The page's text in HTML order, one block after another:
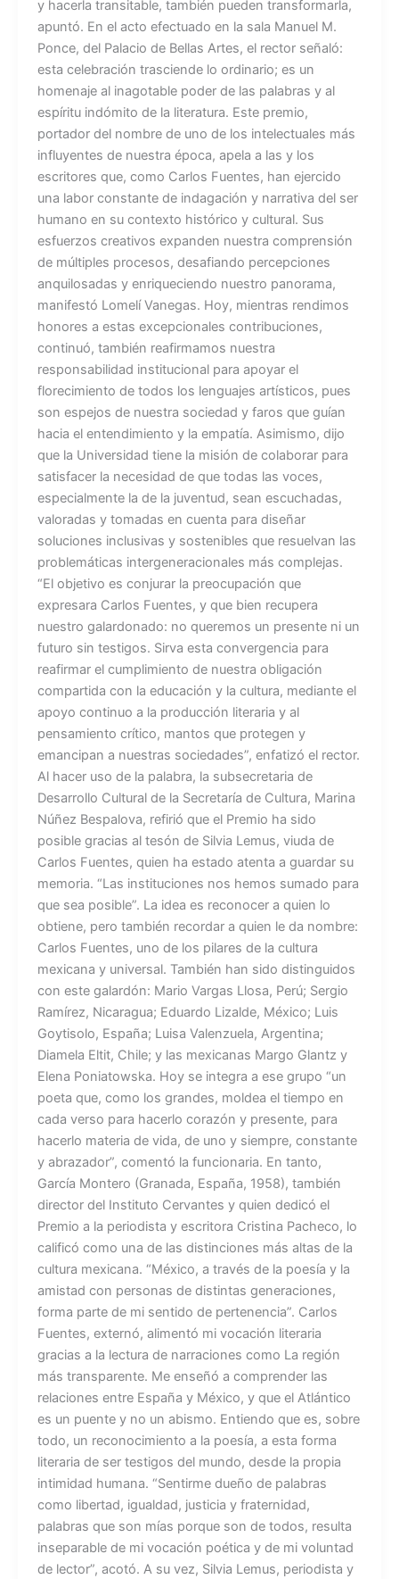
y hacerla transitable, también pueden transformarla,
apuntó. En el acto efectuado en la sala Manuel M.
Ponce, del Palacio de Bellas Artes, el rector señaló:
esta celebración trasciende lo ordinario; es un
homenaje al inagotable poder de las palabras y al
espíritu indómito de la literatura. Este premio,
portador del nombre de uno de los intelectuales más
influyentes de nuestra época, apela a las y los
escritores que, como Carlos Fuentes, han ejercido
una labor constante de indagación y narrativa del ser
humano en su contexto histórico y cultural. Sus
esfuerzos creativos expanden nuestra comprensión
de múltiples procesos, desafiando percepciones
anquilosadas y enriqueciendo nuestro panorama,
manifestó Lomelí Vanegas. Hoy, mientras rendimos
honores a estas excepcionales contribuciones,
continuó, también reafirmamos nuestra
responsabilidad institucional para apoyar el
florecimiento de todos los lenguajes artísticos, pues
son espejos de nuestra sociedad y faros que guían
hacia el entendimiento y la empatía. Asimismo, dijo
que la Universidad tiene la misión de colaborar para
satisfacer la necesidad de que todas las voces,
especialmente la de la juventud, sean escuchadas,
valoradas y tomadas en cuenta para diseñar
soluciones inclusivas y sostenibles que resuelvan las
problemáticas intergeneracionales más complejas.
“El objetivo es conjurar la preocupación que
expresara Carlos Fuentes, y que bien recupera
nuestro galardonado: no queremos un presente ni un
futuro sin testigos. Sirva esta convergencia para
reafirmar el cumplimiento de nuestra obligación
compartida con la educación y la cultura, mediante el
apoyo continuo a la producción literaria y al
pensamiento crítico, mantos que protegen y
emancipan a nuestras sociedades”, enfatizó el rector.
Al hacer uso de la palabra, la subsecretaria de
Desarrollo Cultural de la Secretaría de Cultura, Marina
Núñez Bespalova, refirió que el Premio ha sido
posible gracias al tesón de Silvia Lemus, viuda de
Carlos Fuentes, quien ha estado atenta a guardar su
memoria. “Las instituciones nos hemos sumado para
que sea posible”. La idea es reconocer a quien lo
obtiene, pero también recordar a quien le da nombre:
Carlos Fuentes, uno de los pilares de la cultura
mexicana y universal. También han sido distinguidos
con este galardón: Mario Vargas Llosa, Perú; Sergio
Ramírez, Nicaragua; Eduardo Lizalde, México; Luis
Goytisolo, España; Luisa Valenzuela, Argentina;
Diamela Eltit, Chile; y las mexicanas Margo Glantz y
Elena Poniatowska. Hoy se integra a ese grupo “un
poeta que, como los grandes, moldea el tiempo en
cada verso para hacerlo corazón y presente, para
hacerlo materia de vida, de uno y siempre, constante
y abrazador”, comentó la funcionaria. En tanto,
García Montero (Granada, España, 1958), también
director del Instituto Cervantes y quien dedicó el
Premio a la periodista y escritora Cristina Pacheco, lo
calificó como una de las distinciones más altas de la
cultura mexicana. “México, a través de la poesía y la
amistad con personas de distintas generaciones,
forma parte de mi sentido de pertenencia”. Carlos
Fuentes, externó, alimentó mi vocación literaria
gracias a la lectura de narraciones como La región
más transparente. Me enseñó a comprender las
relaciones entre España y México, y que el Atlántico
es un puente y no un abismo. Entiendo que es, sobre
todo, un reconocimiento a la poesía, a esta forma
literaria de ser testigos del mundo, desde la propia
intimidad humana. “Sentirme dueño de palabras
como libertad, igualdad, justicia y fraternidad,
palabras que son mías porque son de todos, resulta
inseparable de mi vocación poética y de mi voluntad
de lector”, acotó. A su vez, Silvia Lemus, periodista y